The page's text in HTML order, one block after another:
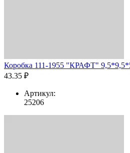
Коробка 111-1955 "КРАФТ"
43.35 ₽
Артикул:
25206